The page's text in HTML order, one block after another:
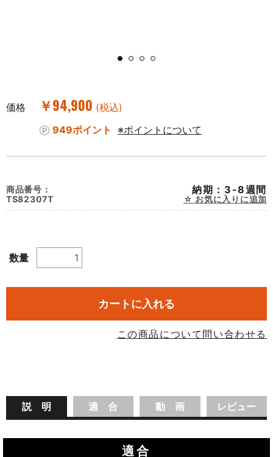
価格 ￥94,900 (税込)
949ポイント
※ポイントについて
商品番号：
TS82307T
納期：3-8週間
お気に入りに追加
数量
カートに入れる
この商品について問い合わせる
説 明 適 合 動 画 レビュー
適合